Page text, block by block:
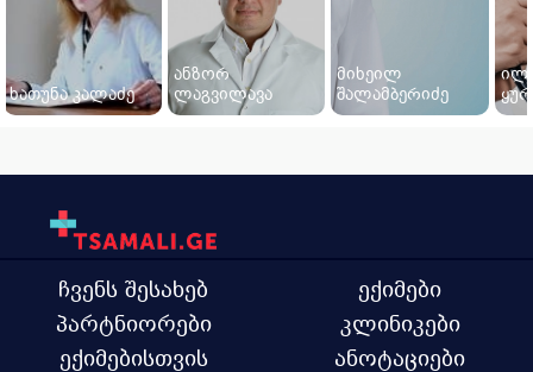
ხათუნა კალაძე
ანზორ
ლაგვილავა
მიხეილ
შალამბერიძე
ჩვენს შესახებ
პარტნიორები
ექიმებისთვის
ექიმები
კლინიკები
ანოტაციები